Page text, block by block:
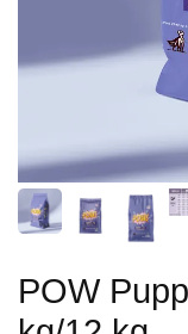
POW